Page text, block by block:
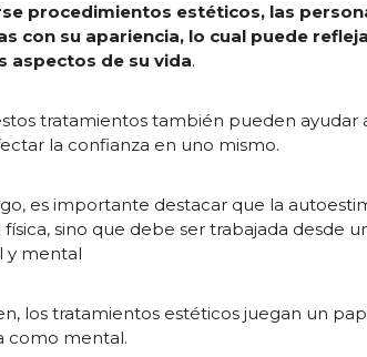
procedimientos estéticos, las
con su apariencia, lo cual puede
aspectos de su vida.
tratamientos también pueden
la confianza en uno mismo.
es importante destacar que la
física, sino que debe ser trabajada desde
y mental
los tratamientos estéticos juegan un
como mental.